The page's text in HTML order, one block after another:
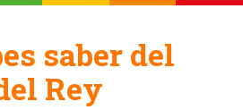
saber del
Rey